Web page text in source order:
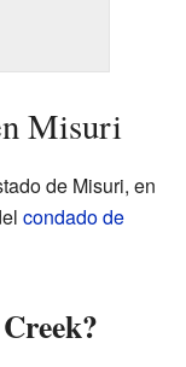
Misuri
de Misuri, en
condado de